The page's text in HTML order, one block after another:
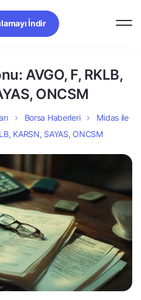
İndir
AVGO, F, RKLB,
ONCSM
Borsa Haberleri
Midas ile
KARSN, SAYAS, ONCSM